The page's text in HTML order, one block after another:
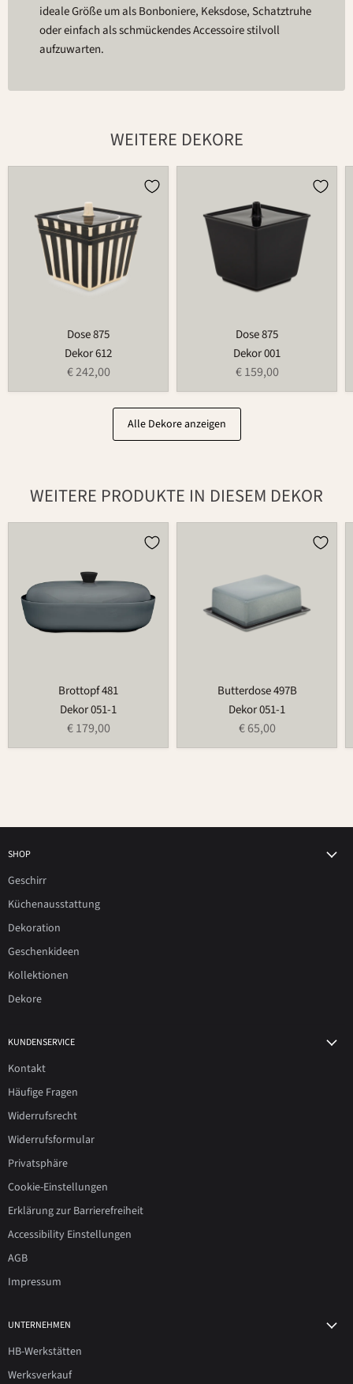
ideale Größe um als Bonboniere, Keksdose, Schatztruhe
oder einfach als schmückendes Accessoire stilvoll
aufzuwarten.
WEITERE DEKORE
Dose 875
Dekor 612
€ 242,00
Dose 875
Dekor 001
€ 159,00
Alle Dekore anzeigen
WEITERE PRODUKTE IN DIESEM DEKOR
Brottopf 481
Dekor 051-1
€ 179,00
Butterdose 497B
Dekor 051-1
€ 65,00
SHOP
Geschirr
Küchenausstattung
Dekoration
Geschenkideen
Kollektionen
Dekore
KUNDENSERVICE
Kontakt
Häufige Fragen
Widerrufsrecht
Widerrufsformular
Privatsphäre
Cookie-Einstellungen
Erklärung zur Barrierefreiheit
Accessibility Einstellungen
AGB
Impressum
UNTERNEHMEN
HB-Werkstätten
Werksverkauf